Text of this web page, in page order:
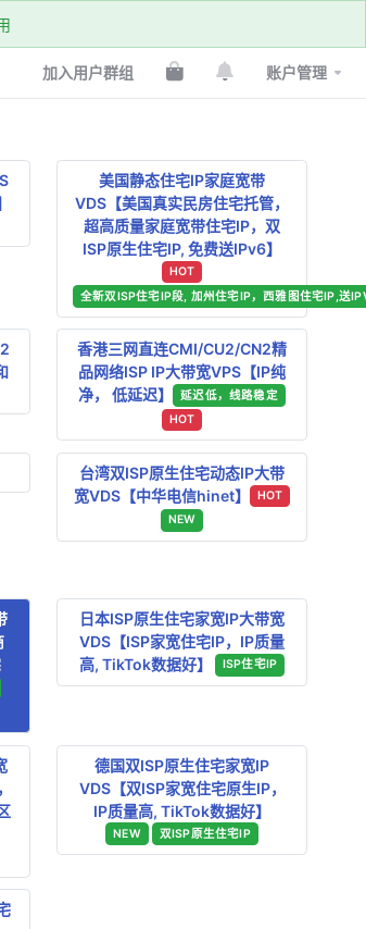
加入用户群组 账户管理
美国静态住宅IP家庭宽带
VDS【美国真实民房住宅托管，
超高质量家庭宽带住宅IP，双
ISP原生住宅IP, 免费送IPv6】
HOT
全新双ISP住宅IP段, 加州住宅IP，西雅图住宅IP,送
香港三网直连CMI/CU2/CN2精
品网络ISP IP大带宽VPS【IP纯
净， 低延迟】 延迟低，线路稳定
HOT
台湾双ISP原生住宅动态IP大带
宽VDS【中华电信hinet】
HOT
NEW
日本ISP原生住宅家宽IP大带宽
VDS【ISP家宽住宅IP，IP质量
高, TikTok数据好】
ISP住宅IP
德国双ISP原生住宅家宽IP
VDS【双ISP家宽住宅原生IP，
IP质量高, TikTok数据好】
NEW 双ISP原生住宅IP